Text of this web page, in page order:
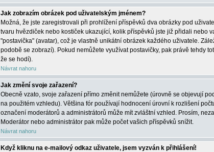
Jak zobrazím obrázek pod uživatelským jménem?
Možná, že jste zaregistrovali při prohlížení příspěvků dva obrázky pod
tvaru hvězdiček nebo kostiček ukazující, kolik příspěvků jste již přidali nebo
"postavička" (avatar), což je vlastně unikátní obrázek každého uživatele.
podobě se zobrazí). Pokud nemůžete využívat postavičky, pak právě tehdy
že se hodí).
Návrat nahoru
Jak změní svoje zařazení?
Obecně vzato, svoje zařazení přímo změnit nemůžete (úrovně se objevují
na použitém vzhledu). Většina fór používají hodnocení úrovní k rozlišení
označení moderátorů a administrátorů může mít zvláštní vzhled. Prosím,
Moderátor nebo administrátor pak může počet vašich příspěvků snížit.
Návrat nahoru
Když kliknu na e-mailový odkaz uživatele, jsem vyzván k přihlášení!